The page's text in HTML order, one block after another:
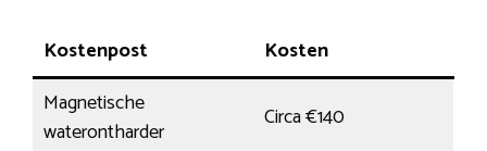
Kostenpost
Kosten
Magnetische
waterontharder
Circa €140